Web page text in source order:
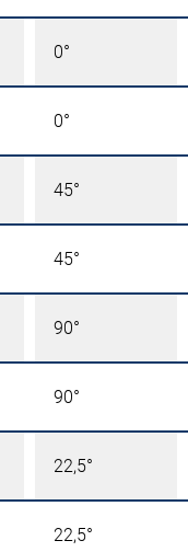
0°
0°
45°
45°
90°
90°
22,5°
22,5°